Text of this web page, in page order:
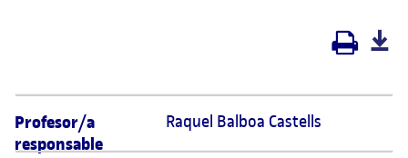
Profesor/a
responsable
Raquel Balboa Castells